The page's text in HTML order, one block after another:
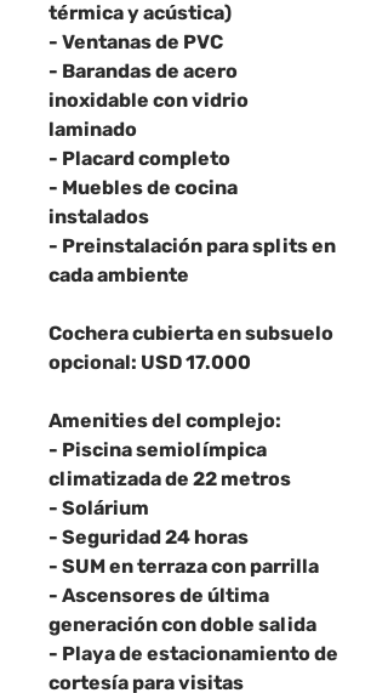
térmica y acústica)
- Ventanas de PVC
- Barandas de acero
inoxidable con vidrio
laminado
- Placard completo
- Muebles de cocina
instalados
- Preinstalación para splits en
cada ambiente
Cochera cubierta en subsuelo
opcional: USD 17.000
Amenities del complejo:
- Piscina semiolímpica
climatizada de 22 metros
- Solárium
- Seguridad 24 horas
- SUM en terraza con parrilla
- Ascensores de última
generación con doble salida
- Playa de estacionamiento de
cortesía para visitas